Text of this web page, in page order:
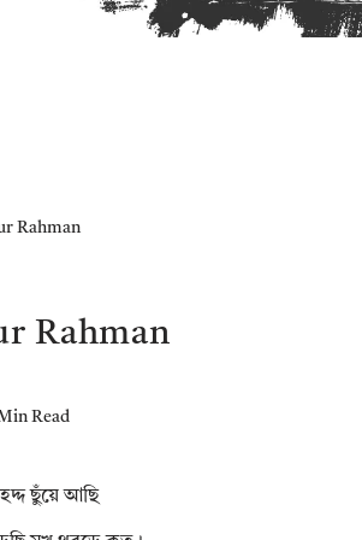
Rahman
Rahman
Read
ছুঁয়ে আছি